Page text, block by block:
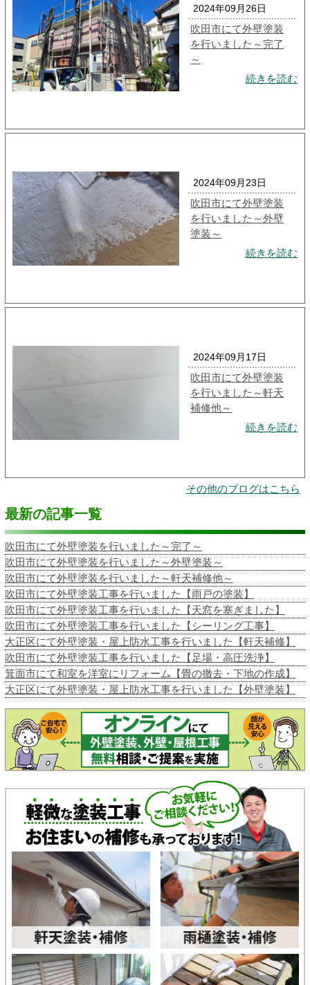
2024年09月26日
吹田市にて外壁塗装
を行いました～完了
～
続きを読む
2024年09月23日
吹田市にて外壁塗装
を行いました～外壁
塗装～
続きを読む
2024年09月17日
吹田市にて外壁塗装
を行いました～軒天
補修他～
続きを読む
その他のブログはこちら
最新の記事一覧
吹田市にて外壁塗装を行いました～完了～
吹田市にて外壁塗装を行いました～外壁塗装～
吹田市にて外壁塗装を行いました～軒天補修他～
吹田市にて外壁塗装工事を行いました【雨戸の塗装】
吹田市にて外壁塗装工事を行いました【天窓を塞ぎました】
吹田市にて外壁塗装工事を行いました【シーリング工事】
大正区にて外壁塗装・屋上防水工事を行いました【軒天補修】
吹田市にて外壁塗装工事を行いました【足場・高圧洗浄】
箕面市にて和室を洋室にリフォーム【畳の撤去・下地の作成】
大正区にて外壁塗装・屋上防水工事を行いました【外壁塗装】